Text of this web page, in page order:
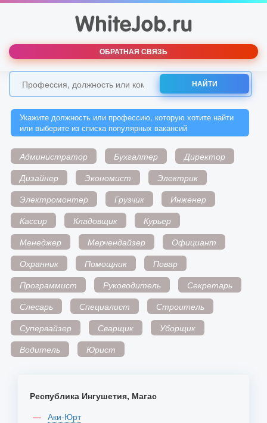
ОБРАТНАЯ СВЯЗЬ
НАЙТИ
Укажите должность или профессию, которую хотите найти
или выберите из списка популярных вакансий
Администратор Бухгалтер
Директор
Дизайнер
Экономист
Электрик
Электромонтер
Грузчик
Инженер
Кассир
Кладовщик
Курьер
Менеджер
Мерчендайзер
Официант
Охранник
Помощник
Повар
Программист
Руководитель
Секретарь
Слесарь
Специалист
Строитель
Супервайзер
Сварщик
Уборщик
Водитель
Юрист
Республика Ингушетия, Магас
Аки-Юрт